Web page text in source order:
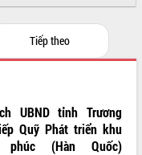
Tiếp theo
UBND tỉnh Trương
Quỹ Phát triển khu
(Hàn Quốc)